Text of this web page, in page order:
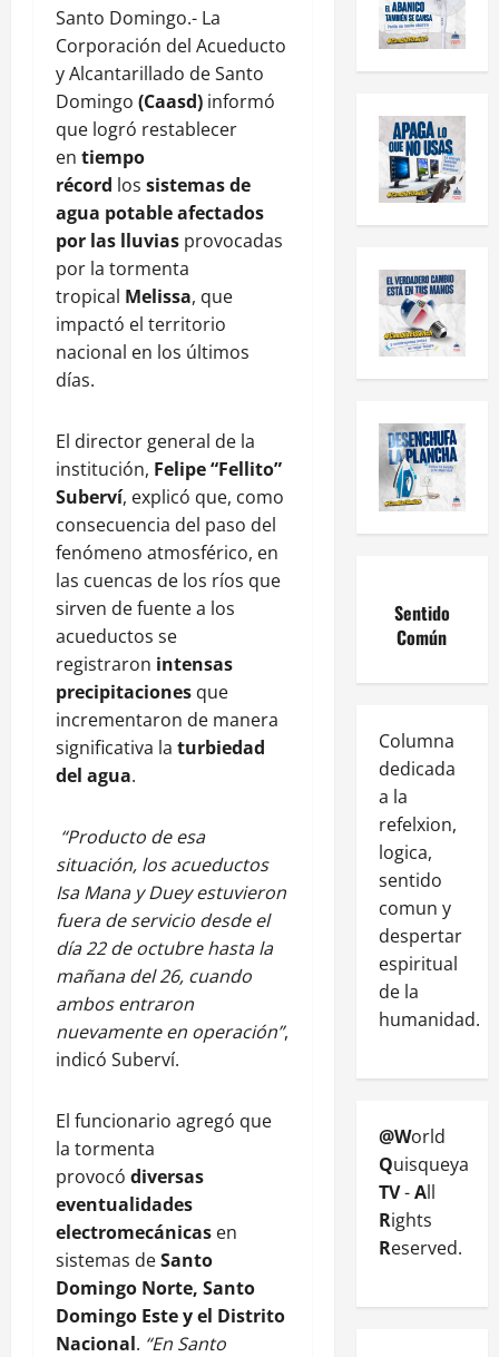
Santo Domingo.- La
Corporación del Acueducto
y Alcantarillado de Santo
Domingo (Caasd) informó
que logró restablecer
en tiempo
récord los sistemas de
agua potable afectados
por las lluvias provocadas
por la tormenta
tropical Melissa, que
impactó el territorio
nacional en los últimos
días.
El director general de la
institución, Felipe “Fellito”
Suberví, explicó que, como
consecuencia del paso del
fenómeno atmosférico, en
las cuencas de los ríos que
sirven de fuente a los
acueductos se
registraron intensas
precipitaciones que
incrementaron de manera
significativa la turbiedad
del agua.
“Producto de esa
situación, los acueductos
Isa Mana y Duey estuvieron
fuera de servicio desde el
día 22 de octubre hasta la
mañana del 26, cuando
ambos entraron
nuevamente en operación”,
indicó Suberví.
El funcionario agregó que
la tormenta
provocó diversas
eventualidades
electromecánicas en
sistemas deSanto
Domingo Norte, Santo
Domingo Este y el Distrito
Nacional. “En Santo
Sentido
Común
Columna
dedicada
a la
refelxion,
logica,
sentido
comun y
despertar
espiritual
de la
humanidad.
@World
Quisqueya
TV-All
Rights
Reserved.